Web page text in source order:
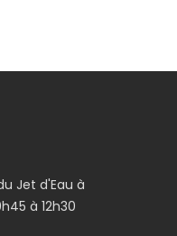
Jet d'Eau à
à 12h30